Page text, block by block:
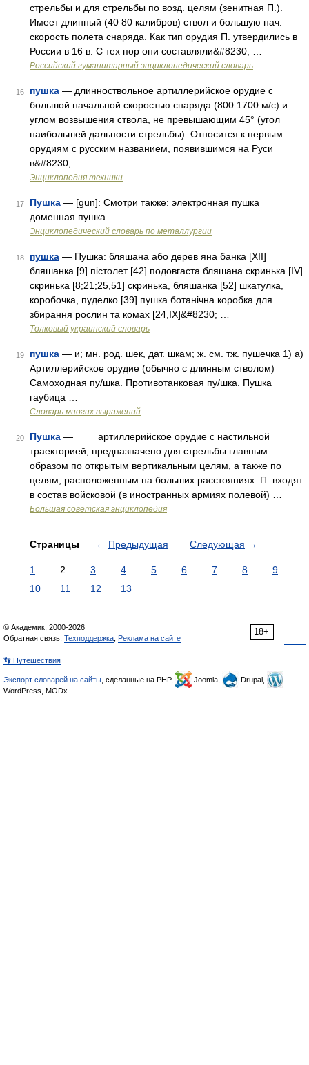
стрельбы и для стрельбы по возд. целям (зенитная П.).
Имеет длинный (40 80 калибров) ствол и большую нач.
скорость полета снаряда. Как тип орудия П. утвердились в
России в 16 в. С тех пор они составляли&#8230; …
Российский гуманитарный энциклопедический словарь
16 пушка — длинноствольное артиллерийское орудие с
большой начальной скоростью снаряда (800 1700 м/с) и
углом возвышения ствола, не превышающим 45° (угол
наибольшей дальности стрельбы). Относится к первым
орудиям с русским названием, появившимся на Руси
в&#8230; …
Энциклопедия техники
17 Пушка — [gun]: Смотри также: электронная пушка
доменная пушка …
Энциклопедический словарь по металлургии
18 пушка — Пушка: бляшана або дерев яна банка [XII]
бляшанка [9] пістолет [42] подовгаста бляшана скринька [IV]
скринька [8;21;25,51] скринька, бляшанка [52] шкатулка,
коробочка, пуделко [39] пушка ботанічна коробка для
збирання рослин та комах [24,IX]&#8230; …
Толковый украинский словарь
19 пушка — и; мн. род. шек, дат. шкам; ж. см. тж. пушечка 1) а)
Артиллерийское орудие (обычно с длинным стволом)
Самоходная пу/шка. Противотанковая пу/шка. Пушка
гаубица …
Словарь многих выражений
20 Пушка — артиллерийское орудие с настильной
траекторией; предназначено для стрельбы главным
образом по открытым вертикальным целям, а также по
целям, расположенным на больших расстояниях. П. входят
в состав войсковой (в иностранных армиях полевой) …
Большая советская энциклопедия
Страницы ← Предыдущая Следующая →
1 2 3 4 5 6 7 8
9
10
11 12 13
18+
© Академик, 2000-2026
Обратная связь: Техподдержка Реклама на сайте
👣 Путешествия
Экспорт словарей на сайты , сделанные на PHP, Joomla,
Drupal,
WordPress, MODx.